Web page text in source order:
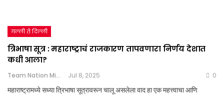
गल्ली ते दिल्ली
त्रिभाषा सूत्र : महाराष्ट्राचं राजकारण तापवणारा निर्णय देशात
कधी आला?
Team Nation Mic Jul 8, 2025 0
महाराष्ट्रामध्ये सध्या त्रिभाषा सूत्रावरून चालू असलेला वाद हा एक महत्त्वाचा आणि